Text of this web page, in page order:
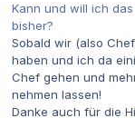
Kann und will ich
bisher?
Sobald wir (also
haben und ich da
Chef gehen und
nehmen lassen!
Danke auch für die